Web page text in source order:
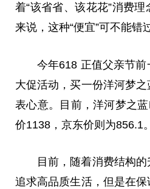
着“该省省、该花花”消费
来说，这种“便宜”可不能错
今年618 正值父亲节前
大促活动，买一份洋河梦
表心意。目前，洋河梦之
价1138，京东价则为856.1。
目前，随着消费结构
追求高品质生活，但是在